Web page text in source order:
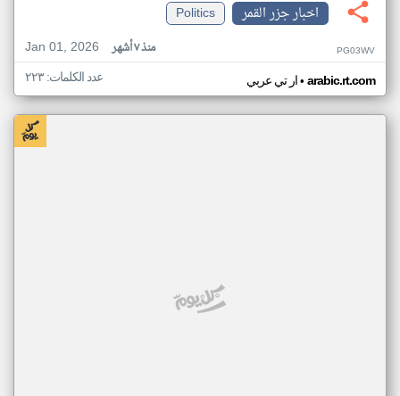
اخبار جزر القمر
Politics
Jan 01, 2026
منذ ٧ أشهر PG03WV
ار تي عربي• arabic.rt.com عدد الكلمات: ٢٢٣